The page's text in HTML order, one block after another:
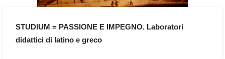
STUDIUM = PASSIONE E IMPEGNO. Laboratori
didattici di latino e greco